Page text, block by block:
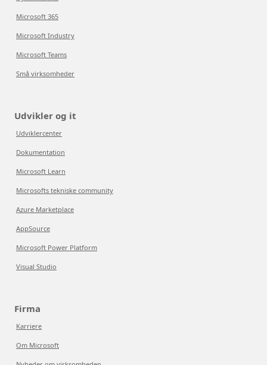
Microsoft 365
Microsoft Industry
Microsoft Teams
Små virksomheder
Udvikler og it
Udviklercenter
Dokumentation
Microsoft Learn
Microsofts tekniske community
Azure Marketplace
AppSource
Microsoft Power Platform
Visual Studio
Firma
Karriere
Om Microsoft